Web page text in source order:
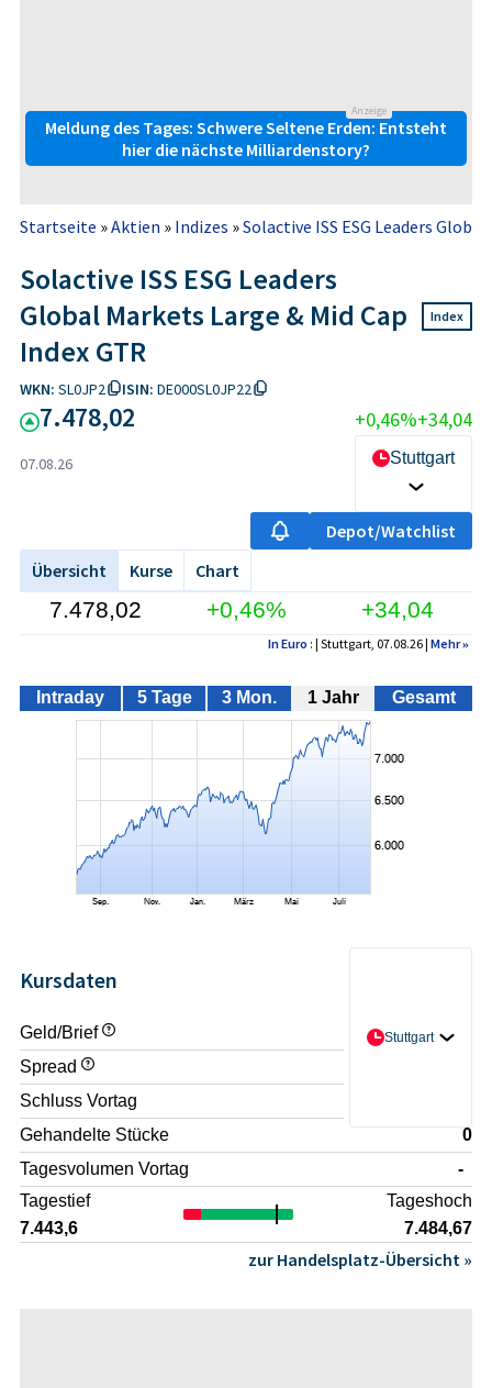
Anzeige
Meldung des Tages: Schwere Seltene Erden: Entsteht
hier die nächste Milliardenstory?
Startseite »Aktien » Indizes »Solactive ISS ESG Leaders
Solactive ISS ESG Leaders
Global Markets Large & Mid Cap
Index GTR
Index
WKN: SL0JP2 ISIN: DE000SL0JP22
7.478,02 +0,46%+34,04
07.08.26 Stuttgart
Depot/Watchlist
Übersicht
Kurse Chart
7.478,02 +0,46% +34,04
In Euro : | Stuttgart, 07.08.26 | Mehr»
Intraday 5 Tage 3 Mon. 1 Jahr Gesamt
Kursdaten
Stuttgart
Geld/Brief
- / -
Spread
Schluss Vortag
Gehandelte Stücke
0
Tagesvolumen Vortag
-
Tagestief
7.443,6
Tageshoch
7.484,67
zur Handelsplatz-Übersicht »